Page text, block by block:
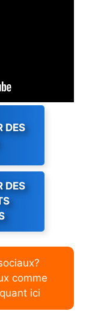
DES
DES
comme
ici